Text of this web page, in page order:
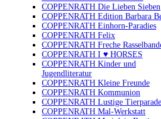
COPPENRATH Die Lieben Sieben
COPPENRATH Edition Barbara
COPPENRATH Einhorn-Paradies
COPPENRATH Felix
COPPENRATH Freche
COPPENRATH I ♥ HORSES
COPPENRATH Kinder und
Jugendliteratur
COPPENRATH Kleine Freunde
COPPENRATH Kommunion
COPPENRATH Lustige Tierparade
COPPENRATH Mal-Werkstatt